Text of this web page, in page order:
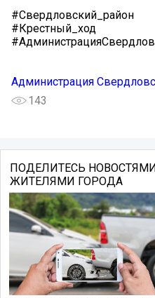
#Свердловский_район
#Крестный_ход
Администрация
143
ПОДЕЛИТЕСЬ
ЖИТЕЛЯМИ ГОРОДА